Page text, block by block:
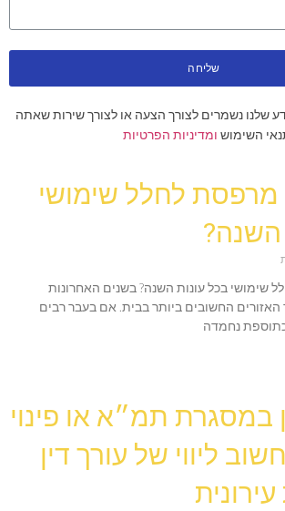
שליחה
שלנו נשמרים לצורך הצעה או לצורך שירות שאתה
השימוש ומדיניות הפרטיות
מרפסת לחלל שימושי
השנה?
שימושי בכל עונות השנה? בשנים האחרונות
החשובים ביותר בבית. אם בעבר רבים
כתוספת נחמדה
במסגרת תמ״א או פינוי
ליווי של עורך דין